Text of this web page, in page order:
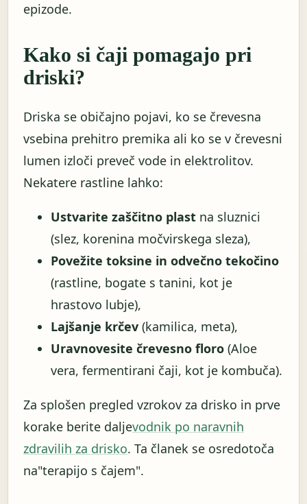
epizode.
Kako si čaji pomagajo pri
driski?
Driska se običajno pojavi, ko se črevesna
vsebina prehitro premika ali ko se v črevesni
lumen izloči preveč vode in elektrolitov.
Nekatere rastline lahko:
Ustvarite zaščitno plast na sluznici
(slez, korenina močvirskega sleza),
Povežite toksine in odvečno tekočino
(rastline, bogate s tanini, kot je
hrastovo lubje),
Lajšanje krčev (kamilica, meta),
Uravnovesite črevesno floro (Aloe
vera, fermentirani čaji, kot je kombuča).
Za splošen pregled vzrokov za drisko in prve
korake berite daljevodnik po naravnih
zdravilih za drisko. Ta članek se osredotoča
na"terapijo s čajem".